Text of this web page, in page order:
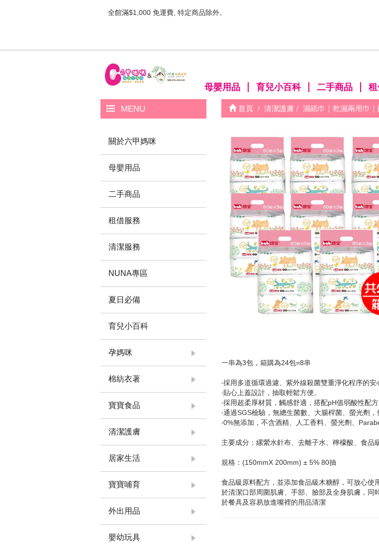
全館滿$1,000 免運費, 特定商品除外。
母嬰用品 育兒小百科 二手商品
MENU
關於六甲媽咪
母嬰用品
二手商品
租借服務
清潔服務
NUNA專區
夏日必備
育兒小百科
孕媽咪
棉紡衣著
寶寶食品
清潔護膚
居家生活
寶寶哺育
外出用品
嬰幼玩具
首頁 清潔護膚 濕紙巾｜乾濕兩用巾｜
一串為3包，箱購為24包=8串
‧採用多道循環過濾、紫外線殺菌雙重淨化程序的安
‧貼心上蓋設計，抽取輕鬆方便。
‧採用超柔厚材質，觸感舒適，搭配pH值弱酸性配
‧通過SGS檢驗，無總生菌數、大腸桿菌、螢光劑，
‧0%無添加，不含酒精、人工香料、螢光劑、
主要成分：縲縈水針布、去離子水、檸檬酸、食品
規格：(150mmX 200mm) ± 5% 80抽
食品級原料配方，並添加食品級木糖醇，可放心使
於清潔口部周圍肌膚、手部、臉部及全身肌膚，同
於餐具及容易放進嘴裡的用品清潔